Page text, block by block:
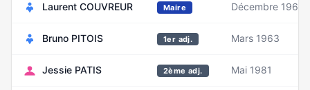
Laurent COUVREUR Maire Décembre 1965
Bruno PITOIS 1er adj. Mars 1963
Jessie PATIS 2ème adj. Mai 1981